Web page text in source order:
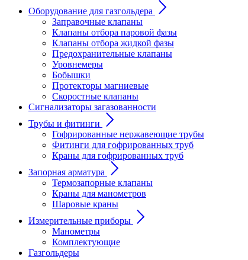
Оборудование для газгольдера
Заправочные клапаны
Клапаны отбора паровой фазы
Клапаны отбора жидкой фазы
Предохранительные клапаны
Уровнемеры
Бобышки
Протекторы магниевые
Скоростные клапаны
Сигнализаторы загазованности
Трубы и фитинги
Гофрированные нержавеющие трубы
Фитинги для гофрированных труб
Краны для гофрированных труб
Запорная арматура
Термозапорные клапаны
Краны для манометров
Шаровые краны
Измерительные приборы
Манометры
Комплектующие
Газгольдеры